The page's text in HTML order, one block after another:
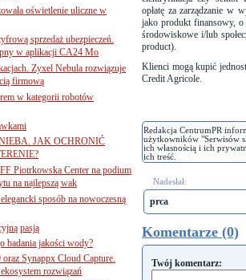
opłatę za zarządzanie w
jako produkt finansowy,
środowiskowe i/lub
product).
Klienci mogą kupić
Credit Agricole.
Redakcja CentrumPR
użytkowników "Serwisów
ich własnością i ich
ich treść.
Nadesłał:
prca
Komentarze (0)
Twój komentarz:
oświetlenie uliczne w
sprzedaż ubezpieczeń.
w aplikacji CA24 Mo
Zyxel Nebula rozwiązuje
firmową
w kategorii robotów
JAK OCHRONIĆ
Piotrkowska Center na podium
na najlepszą wak
sposób na nowoczesną
pasją
badania jakości wody?
Synappx Cloud Capture.
rozwiązań